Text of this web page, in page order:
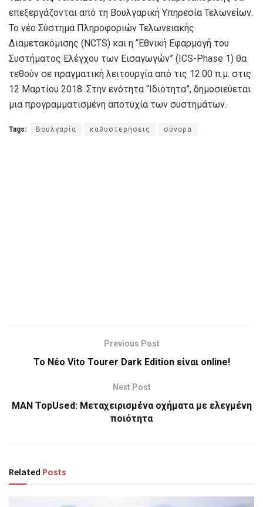
επεξεργάζονται από τη Βουλγαρική Υπηρεσία Τελωνείων.
Το νέο Σύστημα Πληροφοριών Τελωνειακής
Διαμετακόμισης (NCTS) και η “Εθνική Εφαρμογή του
Συστήματος Ελέγχου των Εισαγωγών” (ICS-Phase 1) θα
τεθούν σε πραγματική λειτουργία από τις 12:00 π.μ. στις
12 Μαρτίου 2018. Στην ενότητα “Ιδιότητα”, δημοσιεύεται
μια προγραμματισμένη αποτυχία των συστημάτων.
Tags: Βουλγαρία καθυστερήσεις σύνορα
Previous Post
Το Νέο Vito Tourer Dark Edition είναι online!
Next Post
MAN TopUsed: Μεταχειρισμένα οχήματα με ελεγμένη
ποιότητα
Related Posts